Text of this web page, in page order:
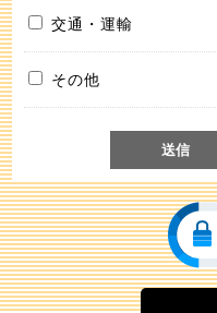
交通・運輸
その他